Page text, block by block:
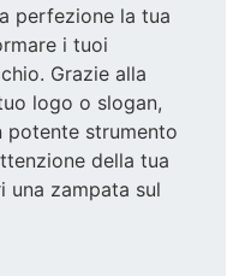
perfezione la tua
i tuoi
Grazie alla
logo o slogan,
potente strumento
della tua
una zampata sul